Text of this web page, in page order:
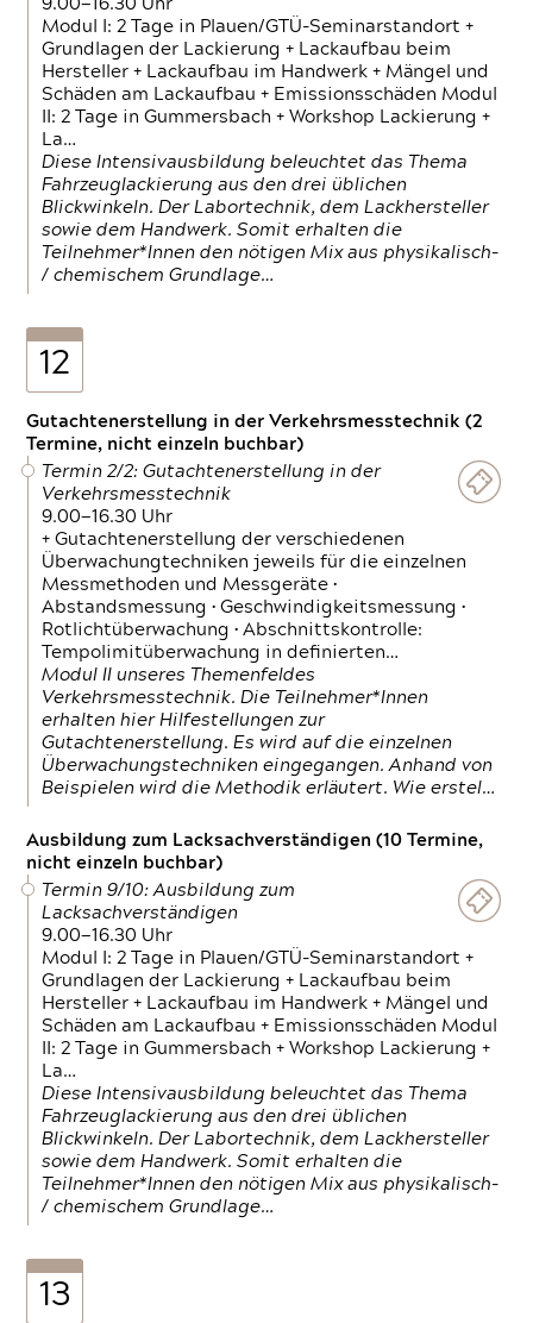
9.00—16.30 Uhr
Modul I: 2 Tage in Plauen/GTÜ-Seminarstandort +
Grundlagen der Lackierung + Lackaufbau beim
Hersteller + Lackaufbau im Handwerk + Mängel und
Schäden am Lackaufbau + Emissionsschäden Modul
II: 2 Tage in Gummersbach + Workshop Lackierung +
La…
Diese Intensivausbildung beleuchtet das Thema
Fahrzeuglackierung aus den drei üblichen
Blickwinkeln. Der Labortechnik, dem Lackhersteller
sowie dem Handwerk. Somit erhalten die
Teilnehmer*Innen den nötigen Mix aus physikalisch-
/ chemischem Grundlage…
12
Gutachtenerstellung in der Verkehrsmesstechnik (2
Termine, nicht einzeln buchbar)
Termin 2/2: Gutachtenerstellung in der
Verkehrsmesstechnik
9.00—16.30 Uhr
+ Gutachtenerstellung der verschiedenen
Überwachungtechniken jeweils für die einzelnen
Messmethoden und Messgeräte •
Abstandsmessung • Geschwindigkeitsmessung •
Rotlichtüberwachung • Abschnittskontrolle:
Tempolimitüberwachung in definierten…
Modul II unseres Themenfeldes
Verkehrsmesstechnik. Die Teilnehmer*Innen
erhalten hier Hilfestellungen zur
Gutachtenerstellung. Es wird auf die einzelnen
Überwachungstechniken eingegangen. Anhand von
Beispielen wird die Methodik erläutert. Wie erstel…
Ausbildung zum Lacksachverständigen (10 Termine,
nicht einzeln buchbar)
Termin 9/10: Ausbildung zum
Lacksachverständigen
9.00—16.30 Uhr
Modul I: 2 Tage in Plauen/GTÜ-Seminarstandort +
Grundlagen der Lackierung + Lackaufbau beim
Hersteller + Lackaufbau im Handwerk + Mängel und
Schäden am Lackaufbau + Emissionsschäden Modul
II: 2 Tage in Gummersbach + Workshop Lackierung +
La…
Diese Intensivausbildung beleuchtet das Thema
Fahrzeuglackierung aus den drei üblichen
Blickwinkeln. Der Labortechnik, dem Lackhersteller
sowie dem Handwerk. Somit erhalten die
Teilnehmer*Innen den nötigen Mix aus physikalisch-
/ chemischem Grundlage…
13